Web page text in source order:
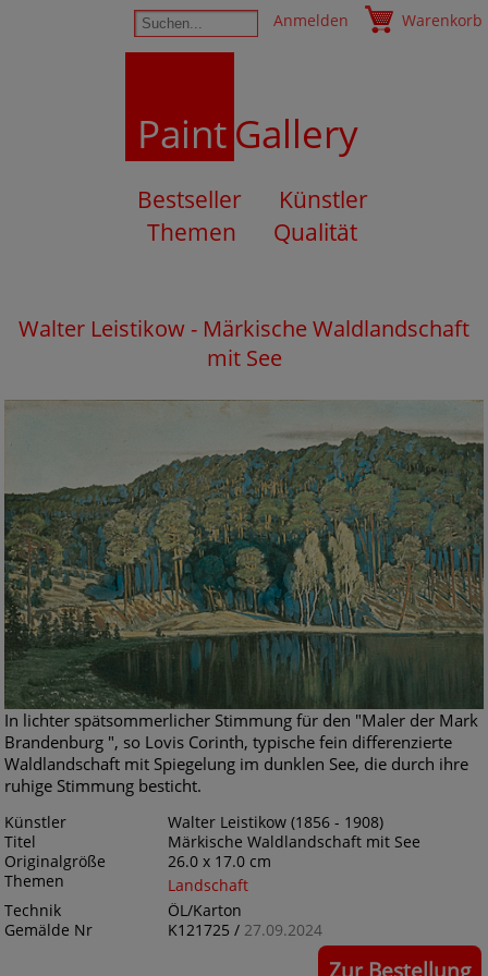
Anmelden Warenkorb
PaintGallery
Bestseller
Künstler
Themen
Qualität
Walter Leistikow - Märkische Waldlandschaft
mit See
In lichter spätsommerlicher Stimmung für den "Maler der Mark
Brandenburg ", so Lovis Corinth, typische fein differenzierte
Waldlandschaft mit Spiegelung im dunklen See, die durch ihre
ruhige Stimmung besticht.
Künstler
Walter Leistikow (1856 - 1908)
Titel
Märkische Waldlandschaft mit See
Originalgröße
26.0 x 17.0 cm
Themen
Landschaft
Technik
ÖL/Karton
Gemälde Nr
K121725 / 27.09.2024
Zur Bestellung